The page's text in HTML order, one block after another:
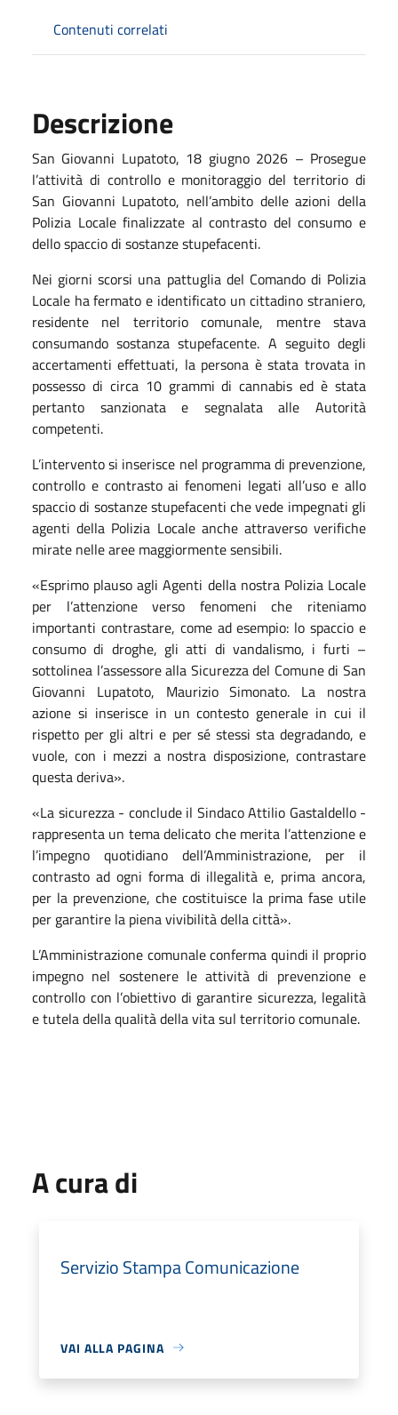
Contenuti correlati
Descrizione
San Giovanni Lupatoto, 18 giugno 2026 – Prosegue
l’attività di controllo e monitoraggio del territorio di
San Giovanni Lupatoto, nell’ambito delle azioni della
Polizia Locale finalizzate al contrasto del consumo e
dello spaccio di sostanze stupefacenti.
Nei giorni scorsi una pattuglia del Comando di Polizia
Locale ha fermato e identificato un cittadino straniero,
residente nel territorio comunale, mentre stava
consumando sostanza stupefacente. A seguito degli
accertamenti effettuati, la persona è stata trovata in
possesso di circa 10 grammi di cannabis ed è stata
pertanto sanzionata e segnalata alle Autorità
competenti.
L’intervento si inserisce nel programma di prevenzione,
controllo e contrasto ai fenomeni legati all’uso e allo
spaccio di sostanze stupefacenti che vede impegnati gli
agenti della Polizia Locale anche attraverso verifiche
mirate nelle aree maggiormente sensibili.
«Esprimo plauso agli Agenti della nostra Polizia Locale
per l’attenzione verso fenomeni che riteniamo
importanti contrastare, come ad esempio: lo spaccio e
consumo di droghe, gli atti di vandalismo, i furti –
sottolinea l’assessore alla Sicurezza del Comune di San
Giovanni Lupatoto, Maurizio Simonato. La nostra
azione si inserisce in un contesto generale in cui il
rispetto per gli altri e per sé stessi sta degradando, e
vuole, con i mezzi a nostra disposizione, contrastare
questa deriva».
«La sicurezza - conclude il Sindaco Attilio Gastaldello -
rappresenta un tema delicato che merita l’attenzione e
l’impegno quotidiano dell’Amministrazione, per il
contrasto ad ogni forma di illegalità e, prima ancora,
per la prevenzione, che costituisce la prima fase utile
per garantire la piena vivibilità della città».
L’Amministrazione comunale conferma quindi il proprio
impegno nel sostenere le attività di prevenzione e
controllo con l’obiettivo di garantire sicurezza, legalità
e tutela della qualità della vita sul territorio comunale.
A cura di
Servizio Stampa Comunicazione
VAI ALLA PAGINA